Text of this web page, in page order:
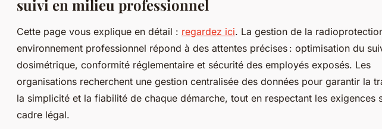
suivi en milieu professionnel
Cette page vous explique en détail : regardez ici. La gestion de la
environnement professionnel répond à des attentes précises : optimisation du
dosimétrique, conformité réglementaire et sécurité des employés exposés. Les
organisations recherchent une gestion centralisée des données pour garantir la
la simplicité et la fiabilité de chaque démarche, tout en respectant les exigences
cadre légal.